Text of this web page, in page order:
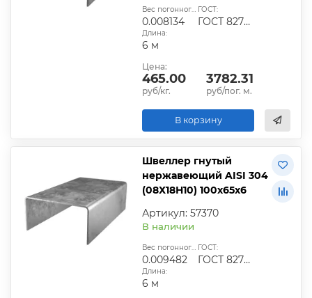
Вес погонного метра, т.:
0.008134
ГОСТ:
ГОСТ 8278-83
Длина:
6 м
Цена:
465.00
руб/кг.
3782.31
руб/пог. м.
В корзину
Швеллер гнутый
нержавеющий AISI 304
(08Х18Н10) 100х65х6
Артикул: 57370
В наличии
Вес погонного метра, т.:
0.009482
ГОСТ:
ГОСТ 8278-83
Длина:
6 м